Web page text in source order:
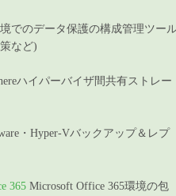
でのデータ保護の構成管理ツー
など)
ハイパーバイザ間共有ストレー
・Hyper-Vバックアップ＆レプ
365 Microsoft Office 365環境の包